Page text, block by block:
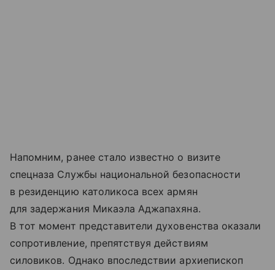
Напомним, ранее стало известно о визите
спецназа Службы национальной безопасности
в резиденцию католикоса всех армян
для задержания Микаэла Аджапахяна.
В тот момент представители духовенства оказали
сопротивление, препятствуя действиям
силовиков. Однако впоследствии архиепископ